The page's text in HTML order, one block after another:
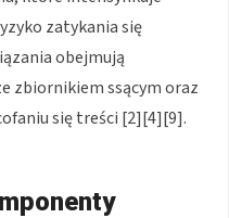
zatykania się
obejmują
zbiornikiem ssącym oraz
się treści [2][4][9].